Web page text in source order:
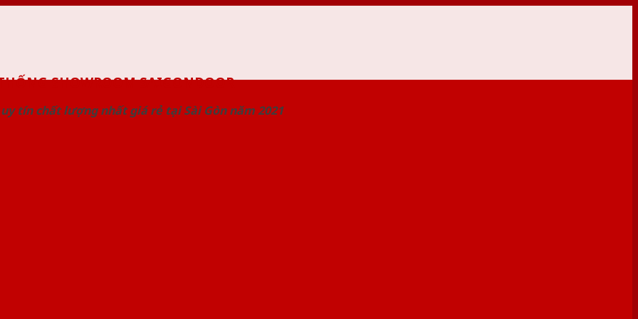
SHOWROOM SAIGONDOOR
tín chất lượng nhất giá rẻ tại Sài Gòn năm 2021